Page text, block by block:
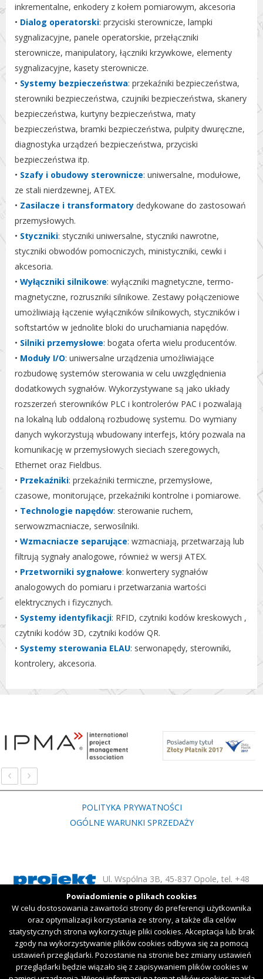
inkrementalne, enkodery z kołem pomiarowym, akcesoria
• Dialog operatorski: przyciski sterownicze, lampki
sygnalizacyjne, panele operatorskie, przełączniki
sterownicze, manipulatory, łączniki krzywkowe, elementy
sygnalizacyjne, kasety sterownicze.
• Systemy bezpieczeństwa: przekaźniki bezpieczeństwa,
sterowniki bezpieczeństwa, czujniki bezpieczeństwa, skanery
bezpieczeństwa, kurtyny bezpieczeństwa, maty
bezpieczeństwa, bramki bezpieczeństwa, pulpity dwuręczne,
diagnostyka urządzeń bezpieczeństwa, przyciski
bezpieczeństwa itp.
• Szafy i obudowy sterownicze: uniwersalne, modułowe,
ze stali nierdzewnej, ATEX.
• Zasilacze i transformatory dedykowane do zastosowań
przemysłowych.
• Styczniki: styczniki uniwersalne, styczniki nawrotne,
styczniki obwodów pomocniczych, ministyczniki, cewki i
akcesoria.
• Wyłączniki silnikowe: wyłączniki magnetyczne, termo-
magnetyczne, rozruszniki silnikowe. Zestawy połączeniowe
umożliwiają łączenie wyłączników silnikowych, styczników i
softstartów w jednolite bloki do uruchamiania napędów.
• Silniki przemysłowe: bogata oferta wielu producentów.
• Moduły I/O: uniwersalne urządzenia umożliwiające
rozbudowę systemów sterowania w celu uwzględnienia
dodatkowych sygnałów. Wykorzystywane są jako układy
rozszerzeń sterowników PLC i kontrolerów PAC i pozwalają
na lokalną lub oddaloną rozbudowę systemu. Do wymiany
danych wykorzystują wbudowany interfejs, który pozwala na
komunikację w przemysłowych sieciach szeregowych,
Ethernet oraz Fieldbus.
• Przekaźniki: przekaźniki termiczne, przemysłowe,
czasowe, monitorujące, przekaźniki kontrolne i pomiarowe.
• Technologie napędów: sterowanie ruchem,
serwowzmacniacze, serwosilniki.
• Wzmacniacze separujące: wzmacniają, przetwarzają lub
filtrują sygnały analogowe, również w wersji ATEX.
• Przetworniki sygnałowe: konwertery sygnałów
analogowych do pomiaru i przetwarzania wartości
elektrycznych i fizycznych.
• Systemy identyfikacji: RFID, czytniki kodów kreskowych ,
czytniki kodów 3D, czytniki kodów QR.
• Systemy sterowania ELAU: serwonapędy, sterowniki,
kontrolery, akcesoria.
‹ ›
POLITYKA PRYWATNOŚCI
OGÓLNE WARUNKI SPRZEDAŻY
Ul. Wspólna 3B, 45-837 Opole, tel. +48
77 451 54 50
Wykonane przezChili IT
Powiadomienie o plikach cookies
W celu dostosowania zawartości strony do preferencji użytkownika
oraz optymalizacji korzystania ze strony, a także dla celów
statystycznych strona wykorzystuje pliki cookies. Akceptacja lub brak
zgody na wykorzystywanie plików cookies odbywa się za pomocą
ustawień przeglądarki. Pozostanie na stronie bez zmiany ustawień
przeglądarki będzie wiązało się z zapisywaniem plików cookies w